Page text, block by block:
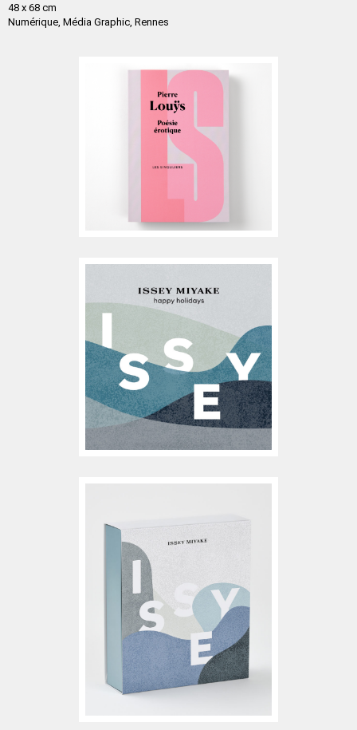
48 x 68 cm
Numérique, Média Graphic, Rennes